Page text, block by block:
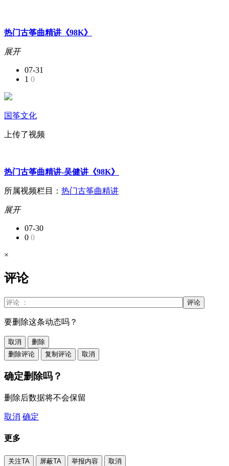
热门古筝曲精讲《98K》
展开
07-31
1 0
国筝文化
上传了视频
热门古筝曲精讲-吴健讲《98K》
所属视频栏目： 热门古筝曲精讲
展开
07-30
0 0
×
评论
评论
要删除这条动态吗？
取消
删除
删除评论
复制评论 取消
确定删除吗？
删除后数据将不会保留
取消 确定
更多
关注TA 屏蔽TA 举报内容 取消